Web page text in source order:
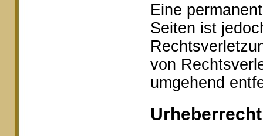
Eine
Seiten ist
von
umgehend
Urheberrecht